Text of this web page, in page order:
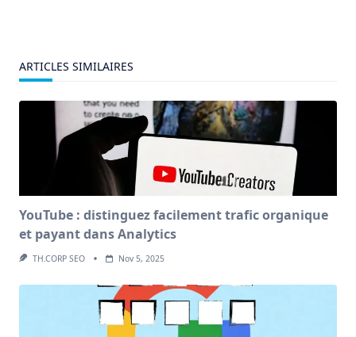
ARTICLES SIMILAIRES
YouTube : distinguez facilement trafic organique
et payant dans Analytics
TH.CORP SEO Nov 5, 2025